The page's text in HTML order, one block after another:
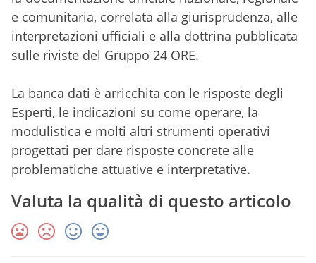
e comunitaria, correlata alla giurisprudenza, alle
interpretazioni ufficiali e alla dottrina pubblicata
sulle riviste del Gruppo 24 ORE.
La banca dati è arricchita con le risposte degli
Esperti, le indicazioni su come operare, la
modulistica e molti altri strumenti operativi
progettati per dare risposte concrete alle
problematiche attuative e interpretative.
Valuta la qualità di questo articolo